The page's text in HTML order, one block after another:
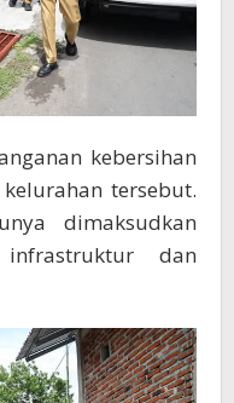
kebersihan
tersebut.
dimaksudkan
dan